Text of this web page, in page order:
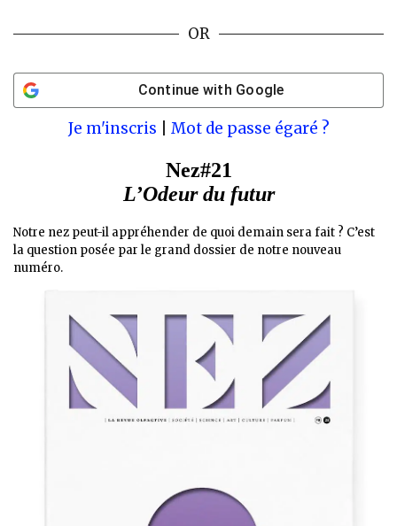
OR
Continue with Google
Je m'inscris Mot de passe égaré ?
Nez#21
L’Odeur du futur
Notre nez peut-il appréhender de quoi demain sera fait ? C’est
la question posée par le grand dossier de notre nouveau
numéro.